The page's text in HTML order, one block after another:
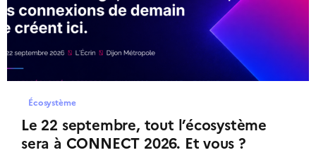
Écosystème
Le 22 septembre, tout l’écosystème
sera à CONNECT 2026. Et vous ?